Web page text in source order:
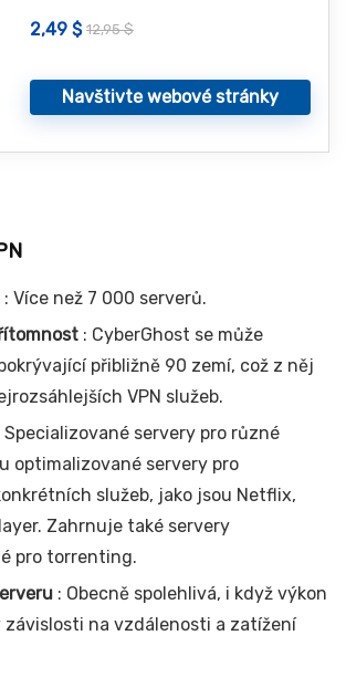
2,49 $ 12,95 $
Navštivte webové stránky
: Více než 7 000 serverů.
: CyberGhost se může
přibližně 90 zemí, což z něj
VPN služeb.
Specializované servery pro různé
optimalizované servery pro
služeb, jako jsou Netflix,
Zahrnuje také servery
pro torrenting.
: Obecně spolehlivá, i když výkon
závislosti na vzdálenosti a zatížení